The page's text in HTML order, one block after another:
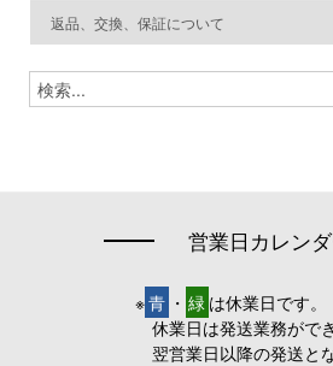
返品、交換、保証について
営業日カレン
※青 ・ 緑 は休業日です。
休業日は発送業務ができ
翌営業日以降の発送とな